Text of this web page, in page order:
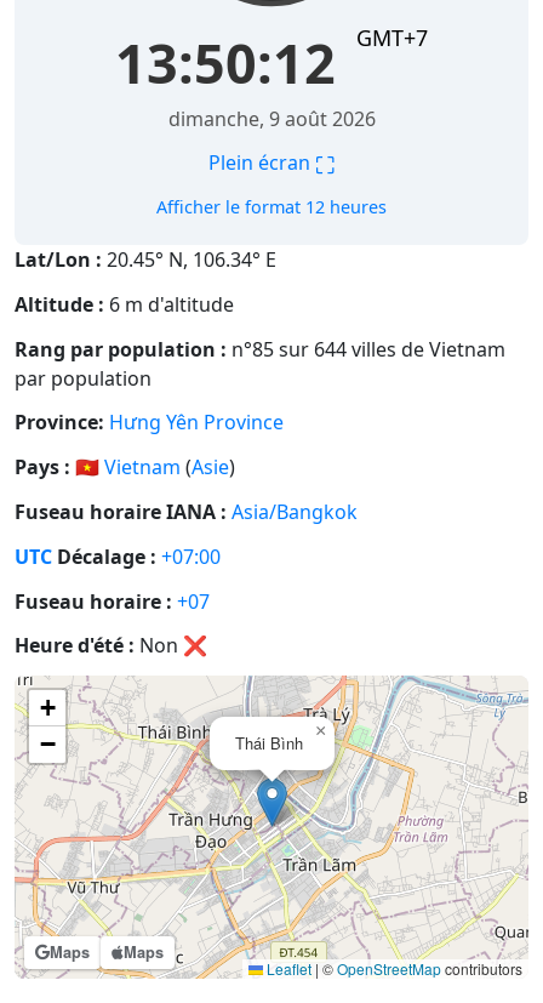
13:50:13 GMT+7
dimanche, 9 août 2026
Plein écran ⛶
Afficher le format 12 heures
Lat/Lon : 20.45° N, 106.34° E
Altitude : 6 m d'altitude
Rang par population : n°85 sur 644 villes de Vietnam
par population
Province: Hưng Yên Province
Pays : 🇻🇳Vietnam (Asie)
Fuseau horaire IANA : Asia/Bangkok
UTC Décalage : +07:00
Fuseau horaire : +07
Heure d'été : Non ❌
Maps Maps
Thái Bình
×
+
−
Leaflet | ©OpenStreetMapcontributors